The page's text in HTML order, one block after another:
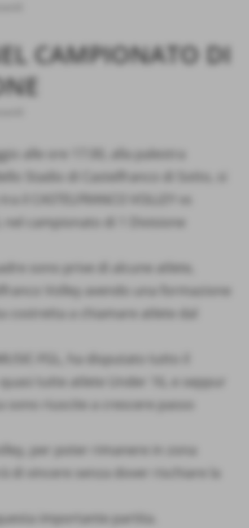
CAMPIONATO DI
alle ore 17.00, alla palestra
Stadio di Castelfranco di Sotto, si
il CASTELFRANCO VOLLEY vs
nel campionato di 1 Divisione
sono prive di alcune atlete,
Volley avendo una formazione
costretta a chiamare atlete dal
FGL, ha disputato tutto il
tutte atlete Under 16, e seppur
sono riuscite a crescere passo
per poter rimanere in zona
di vincere senza dover rischiare la
importante partita.